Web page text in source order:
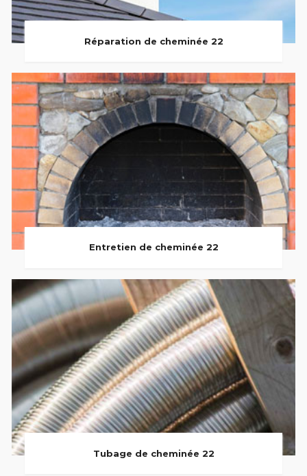
Réparation de cheminée 22
Entretien de cheminée 22
Tubage de cheminée 22